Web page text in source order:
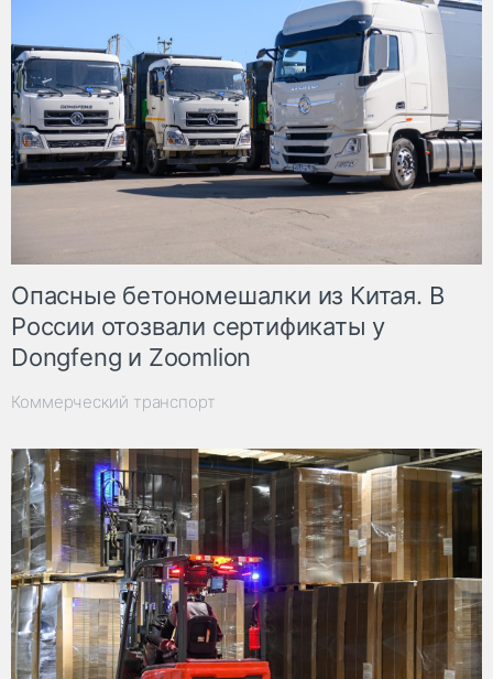
Опасные бетономешалки из Китая. В
России отозвали сертификаты у
Dongfeng и Zoomlion
Коммерческий транспорт